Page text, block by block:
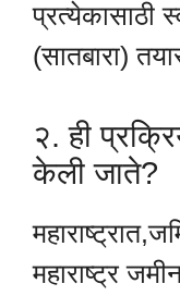
प्रत्येकासाठी
(सातबारा)
२. ही
केली जाते?
महाराष्ट्र